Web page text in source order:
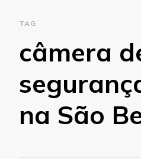
TAG
câmera
na São